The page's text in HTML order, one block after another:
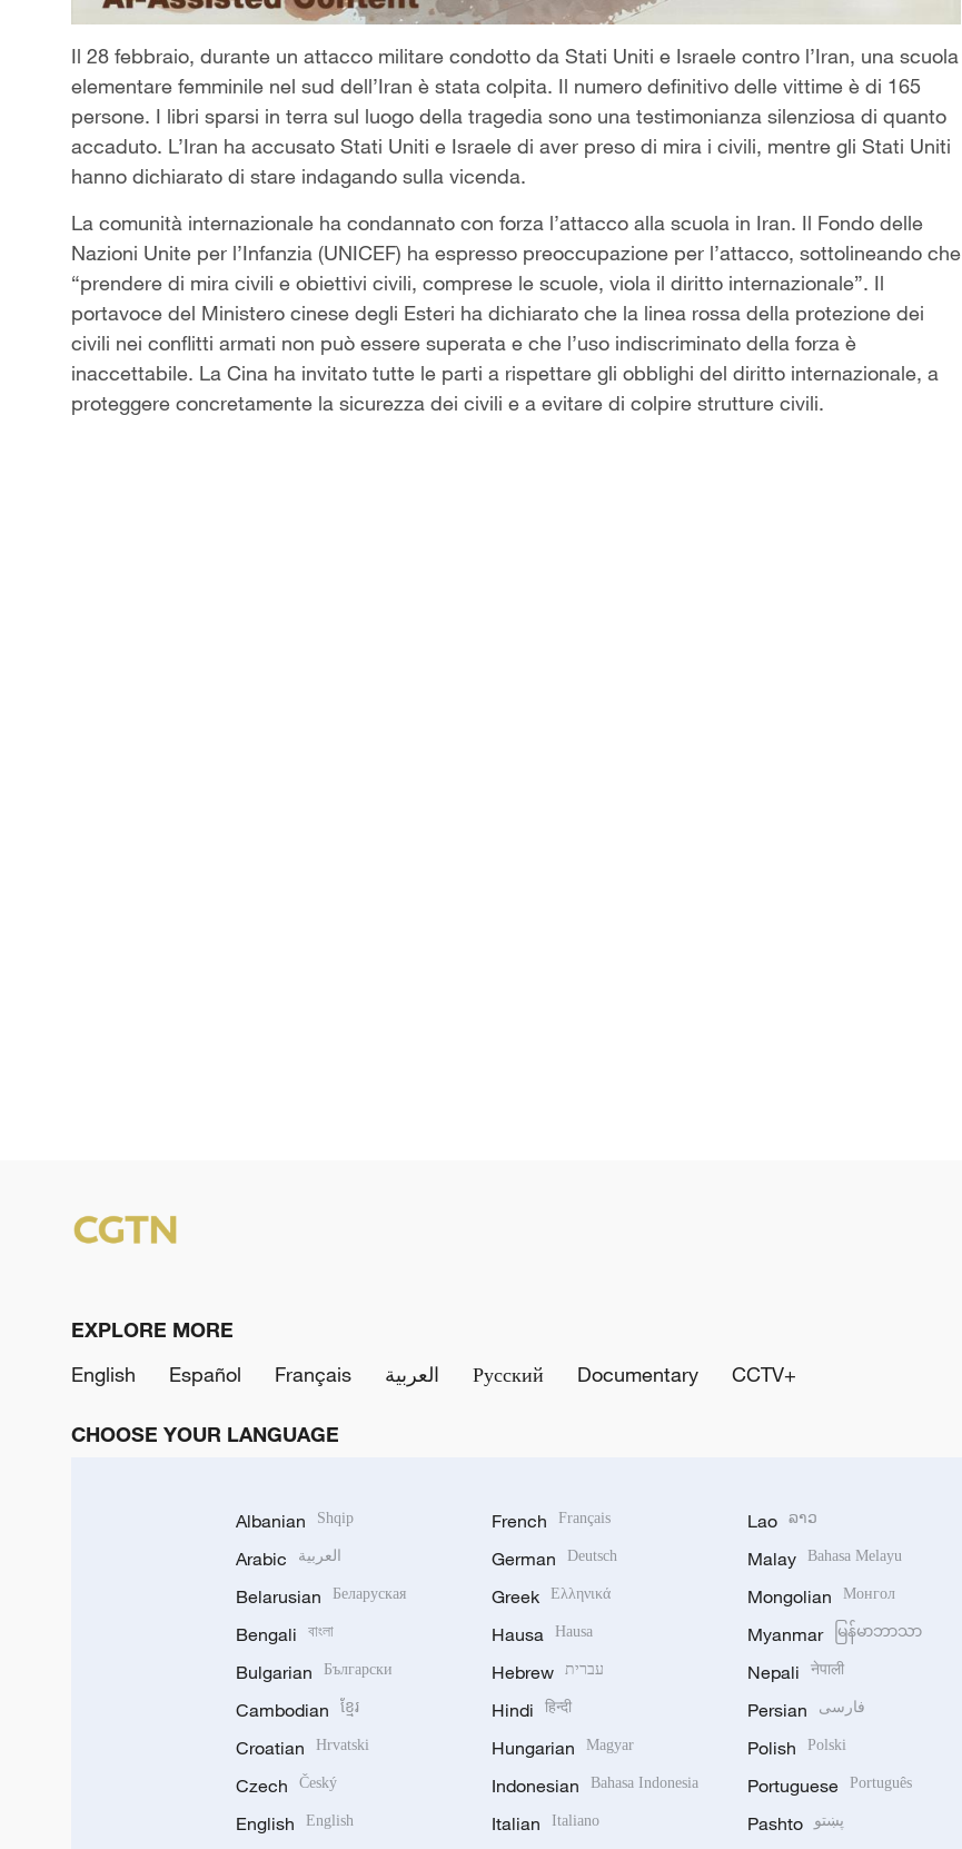
Il 28 febbraio, durante un attacco militare condotto da Stati Uniti e Israele contro l’Iran, una scuola
elementare femminile nel sud dell’Iran è stata colpita. Il numero definitivo delle vittime è di 165
persone. I libri sparsi in terra sul luogo della tragedia sono una testimonianza silenziosa di quanto
accaduto. L’Iran ha accusato Stati Uniti e Israele di aver preso di mira i civili, mentre gli Stati Uniti
hanno dichiarato di stare indagando sulla vicenda.
La comunità internazionale ha condannato con forza l’attacco alla scuola in Iran. Il Fondo delle
Nazioni Unite per l’Infanzia (UNICEF) ha espresso preoccupazione per l’attacco, sottolineando che
“prendere di mira civili e obiettivi civili, comprese le scuole, viola il diritto internazionale”. Il
portavoce del Ministero cinese degli Esteri ha dichiarato che la linea rossa della protezione dei
civili nei conflitti armati non può essere superata e che l’uso indiscriminato della forza è
inaccettabile. La Cina ha invitato tutte le parti a rispettare gli obblighi del diritto internazionale, a
proteggere concretamente la sicurezza dei civili e a evitare di colpire strutture civili.
EXPLORE MORE
English
Español Français العربية Русский Documentary CCTV+
CHOOSE YOUR LANGUAGE
Albanian Shqip
Arabic العربية
Belarusian Беларуская
Bengali বাংলা
Bulgarian Български
Cambodian ខ្មែរ
Croatian Hrvatski
Czech Český
English English
French Français
German Deutsch
Greek Ελληνικά
Hausa Hausa
Hebrew עברית
Hindi हिन्दी
Hungarian Magyar
Indonesian Bahasa Indonesia
Italian Italiano
Lao ລາວ
Malay Bahasa Melayu
Mongolian Монгол
Myanmar မြန်မာဘာသာ
Nepali नेपाली
Persian فارسی
Polish Polski
Portuguese Português
Pashto پښتو